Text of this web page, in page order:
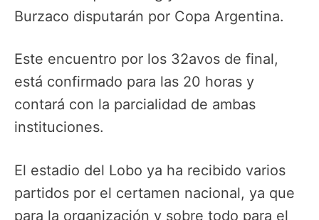
Burzaco disputarán por Copa Argentina.
Este encuentro por los 32avos de final,
está confirmado para las 20 horas y
contará con la parcialidad de ambas
instituciones.
El estadio del Lobo ya ha recibido varios
partidos por el certamen nacional, ya que
para la organización y sobre todo para el